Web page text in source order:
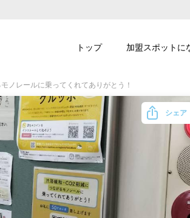
ノレールに乗ってくれてありがとう！
シェア
トップ 加盟スポットに